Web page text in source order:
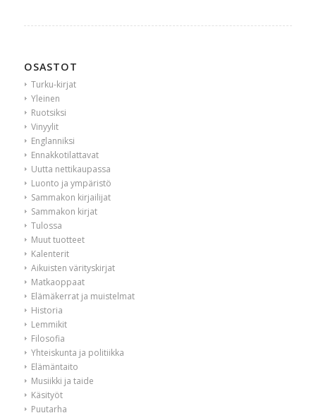
OSASTOT
Turku-kirjat
Yleinen
Ruotsiksi
Vinyylit
Englanniksi
Ennakkotilattavat
Uutta nettikaupassa
Luonto ja ympäristö
Sammakon kirjailijat
Sammakon kirjat
Tulossa
Muut tuotteet
Kalenterit
Aikuisten värityskirjat
Matkaoppaat
Elämäkerrat ja muistelmat
Historia
Lemmikit
Filosofia
Yhteiskunta ja politiikka
Elämäntaito
Musiikki ja taide
Käsityöt
Puutarha